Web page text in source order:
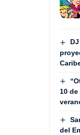
10
del